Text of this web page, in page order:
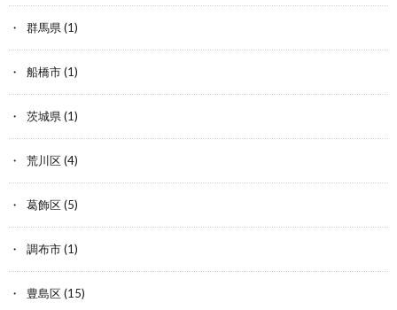
群馬県(1)
船橋市(1)
茨城県(1)
荒川区(4)
葛飾区(5)
調布市(1)
豊島区(15)